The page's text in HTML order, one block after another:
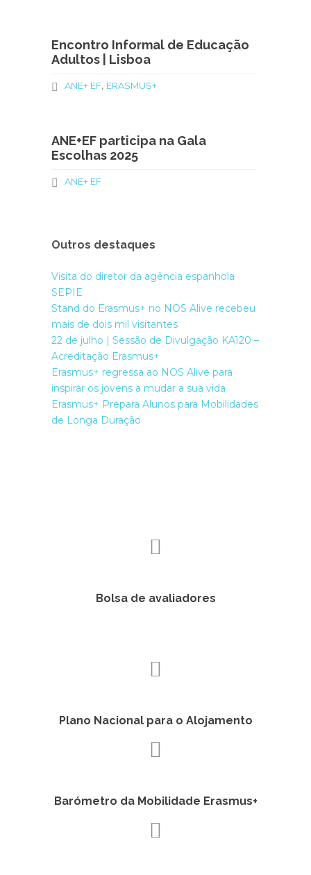
Encontro Informal de Educação
Adultos | Lisboa
ANE+ EF, ERASMUS+
ANE+EF participa na Gala
Escolhas 2025
ANE+ EF
Outros destaques
Visita do diretor da agência espanhola
SEPIE
Stand do Erasmus+ no NOS Alive recebeu
mais de dois mil visitantes
22 de julho | Sessão de Divulgação KA120 –
Acreditação Erasmus+
Erasmus+ regressa ao NOS Alive para
inspirar os jovens a mudar a sua vida
Erasmus+ Prepara Alunos para Mobilidades
de Longa Duração
Bolsa de avaliadores
Plano Nacional para o Alojamento
Barómetro da Mobilidade Erasmus+